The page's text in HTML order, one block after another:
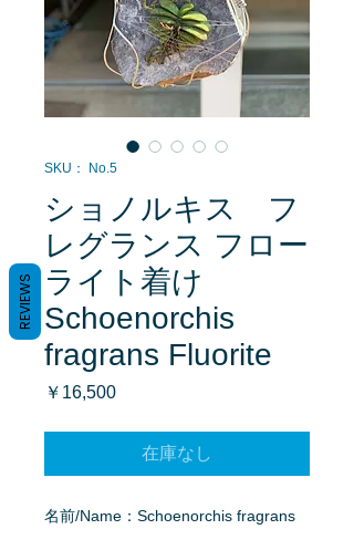
SKU： No.5
ショノルキス フ
レグランス フロー
ライト着け
Schoenorchis
fragrans Fluorite
￥16,500価
在庫なし
名前/Name：Schoenorchis fragrans
REVIEWS